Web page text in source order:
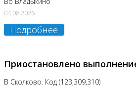
04.08.2026
Подробнее
Приостановлено
В Сколково. Код (123,309,310)